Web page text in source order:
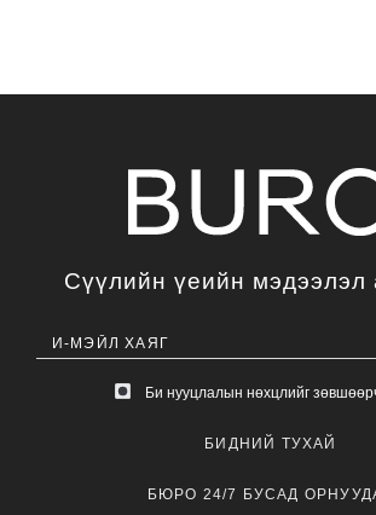
Сүүлийн үеийн мэдээлэл
Би нууцлалын нөхцлийг
БИДНИЙ ТУХАЙ
БЮРО 24/7 БУСАД